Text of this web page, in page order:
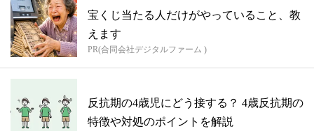
宝くじ当たる人だけがやっていること、教
えます
PR(合同会社デジタルファーム )
反抗期の4歳児にどう接する？ 4歳反抗期の
特徴や対処のポイントを解説